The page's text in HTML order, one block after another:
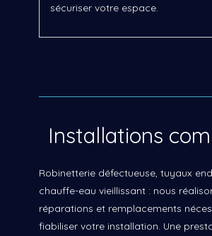
sécuriser votre espace.
Installations
Robinetterie défectueuse, tuyaux
chauffe-eau vieillissant : nous
réparations et remplacements
fiabiliser votre installation. Une